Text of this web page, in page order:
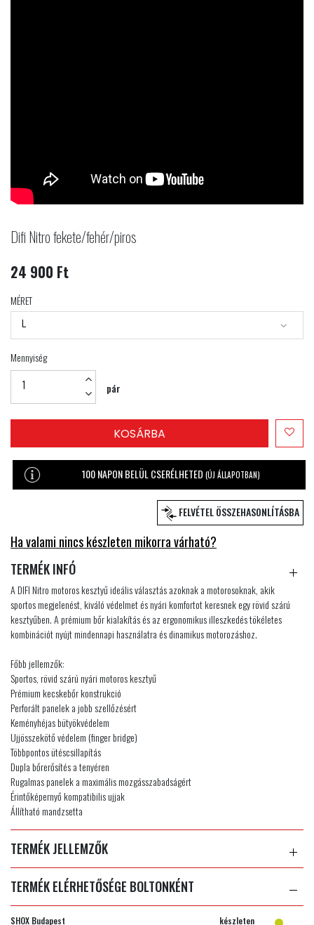
Difi Nitro fekete/fehér/piros
24 900 Ft
MÉRET
L
Mennyiség
pár
KOSÁRBA
100 NAPON BELÜL CSERÉLHETED (ÚJ ÁLLAPOTBAN)
FELVÉTEL ÖSSZEHASONLÍTÁSBA
Ha valami nincs készleten mikorra várható?
TERMÉK INFÓ
A DIFI Nitro motoros kesztyű ideális választás azoknak a motorosoknak, akik
sportos megjelenést, kiváló védelmet és nyári komfortot keresnek egy rövid szárú
kesztyűben. A prémium bőr kialakítás és az ergonomikus illeszkedés tökéletes
kombinációt nyújt mindennapi használatra és dinamikus motorozáshoz.
Főbb jellemzők:
Sportos, rövid szárú nyári motoros kesztyű
Prémium kecskebőr konstrukció
Perforált panelek a jobb szellőzésért
Keményhéjas bütyökvédelem
Ujjösszekötő védelem (finger bridge)
Többpontos ütéscsillapítás
Dupla bőrerősítés a tenyéren
Rugalmas panelek a maximális mozgásszabadságért
Érintőképernyő kompatibilis ujjak
Állítható mandzsetta
TERMÉK JELLEMZŐK
TERMÉK ELÉRHETŐSÉGE BOLTONKÉNT
SHOX Budapest készleten